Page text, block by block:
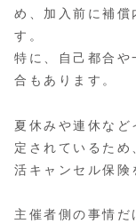
め、加入前に補
す。
特に、自己都合
合もあります。
夏休みや連休な
定されているた
活キャンセル保険
主催者側の事情